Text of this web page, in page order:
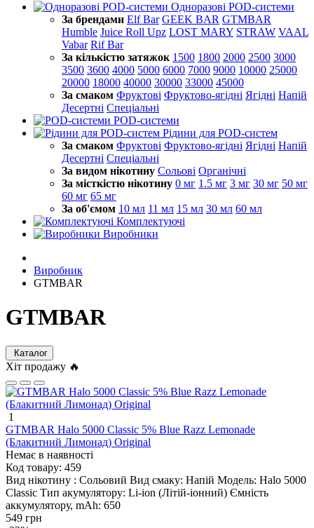
Одноразові POD-системи
За брендами Elf Bar GEEK BAR GTMBAR
Humble Juice Roll Upz LOST MARY STRAW VAAL
Vabar Rif Bar
За кількістю затяжок 1500 1800 2000 2500 3000
3500 3600 4000 5000 6000 7000 9000 10000 25000
20000 18000 40000 30000 33000 45000
За смаком Фруктові Фруктово-ягідні Ягідні Напій
Десертні Спеціальні
POD-системи
Рідини для POD-систем
За смаком Фруктові Фруктово-ягідні Ягідні Напій
Десертні Спеціальні
За видом нікотину Сольові Органічні
За місткістю нікотину 0 мг 1.5 мг 3 мг 30 мг 50 мг
60 мг 65 мг
За об'ємом 10 мл 11 мл 15 мл 30 мл 60 мл
Комплектуючі
Виробники
Виробник
GTMBAR
GTMBAR
Каталог
Хіт продажу 🔥
1
GTMBAR Halo 5000 Classic 5% Blue Razz Lemonade
(Блакитний Лимонад) Original
Немає в наявності
Код товару: 459
Вид нікотину : Сольовий Вид смаку: Напій Модель: Halo 5000
Classic Тип акумулятору: Li-ion (Літій-іонний) Ємність
аккумулятору, mAh: 650
549 грн